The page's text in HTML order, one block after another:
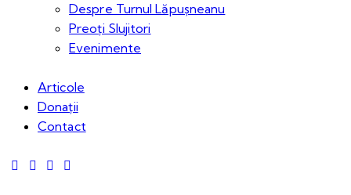
Despre Turnul Lăpușneanu
Preoți Slujitori
Evenimente
Articole
Donații
Contact